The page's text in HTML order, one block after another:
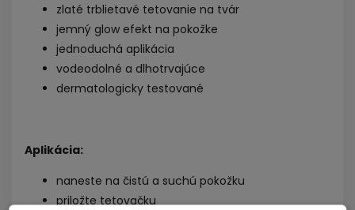
zlaté trblietavé tetovanie na tvár
jemný glow efekt na pokožke
jednoduchá aplikácia
vodeodolné a dlhotrvajúce
dermatologicky testované
Aplikácia:
naneste na čistú a suchú pokožku
priložte tetovačku